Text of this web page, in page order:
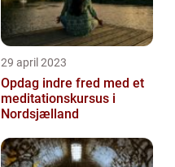
29 april 2023
Opdag indre fred med et
meditationskursus i
Nordsjælland